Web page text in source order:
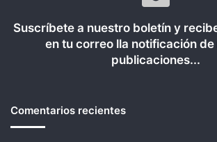
Suscríbete a nuestro boletín y
en tu correo lla notificación
publicaciones...
Comentarios recientes